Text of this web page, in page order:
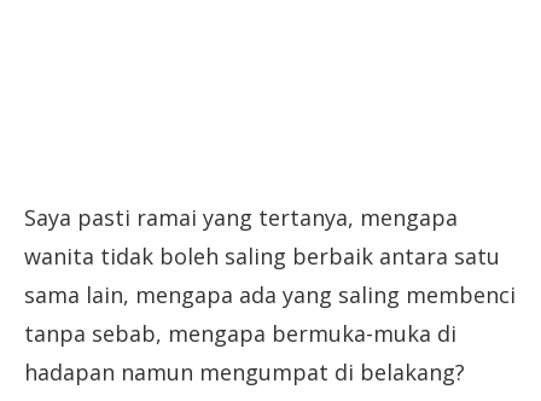
Saya pasti ramai yang tertanya, mengapa
wanita tidak boleh saling berbaik antara satu
sama lain, mengapa ada yang saling membenci
tanpa sebab, mengapa bermuka-muka di
hadapan namun mengumpat di belakang?